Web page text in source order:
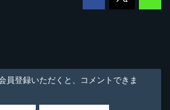
員登録いただくと、コメントできま